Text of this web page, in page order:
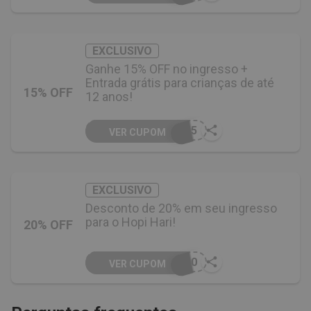
15% OFF
EXCLUSIVO
Ganhe 15% OFF no ingresso +
Entrada grátis para crianças de até
12 anos!
H15
VER CUPOM
20% OFF
EXCLUSIVO
Desconto de 20% em seu ingresso
para o Hopi Hari!
H20
VER CUPOM